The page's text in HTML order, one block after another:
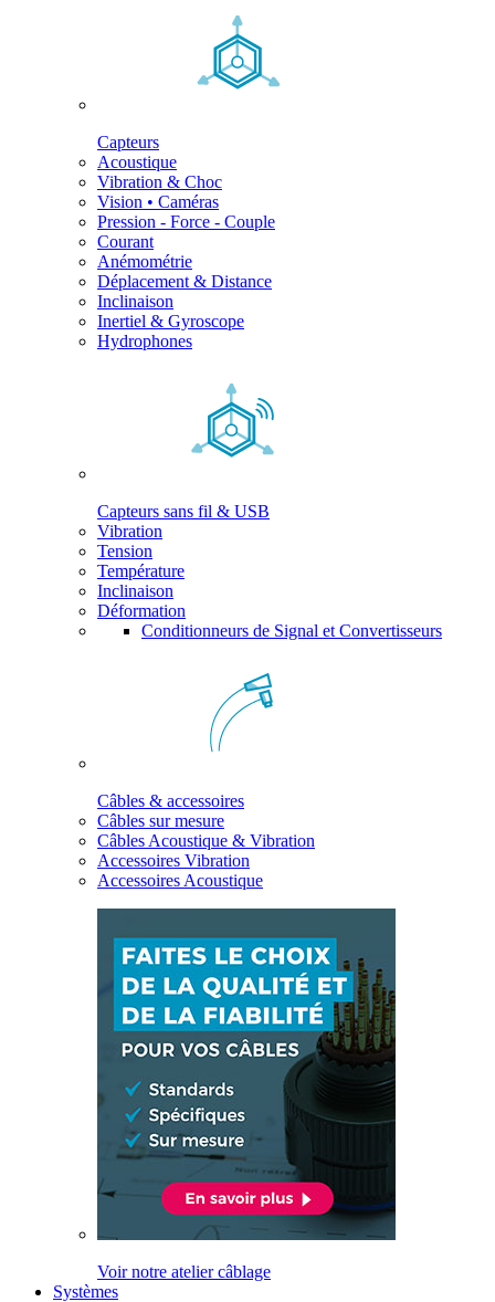
Capteurs
Acoustique
Vibration & Choc
Vision • Caméras
Pression - Force - Couple
Courant
Anémométrie
Déplacement & Distance
Inclinaison
Inertiel & Gyroscope
Hydrophones
Capteurs sans fil & USB
Vibration
Tension
Température
Inclinaison
Déformation
Conditionneurs de Signal et Convertisseurs
Câbles & accessoires
Câbles sur mesure
Câbles Acoustique & Vibration
Accessoires Vibration
Accessoires Acoustique
Voir notre atelier câblage
Systèmes